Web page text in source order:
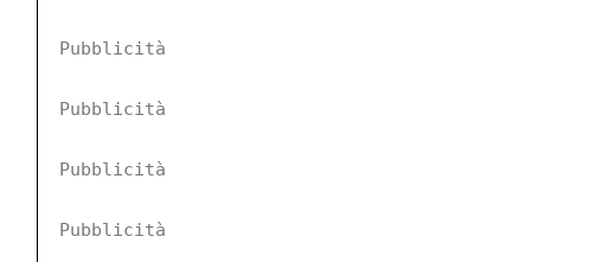
Pubblicità
Pubblicità
Pubblicità
Pubblicità